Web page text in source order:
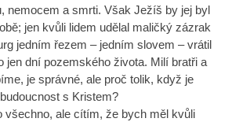
nemocem a smrti. Však Ježíš by jej byl
jen kvůli lidem udělal maličký zázrak
jedním řezem – jedním slovem – vrátil
jen dní pozemského života. Milí bratři a
je správné, ale proč tolik, když je
s Kristem?
všechno, ale cítím, že bych měl kvůli